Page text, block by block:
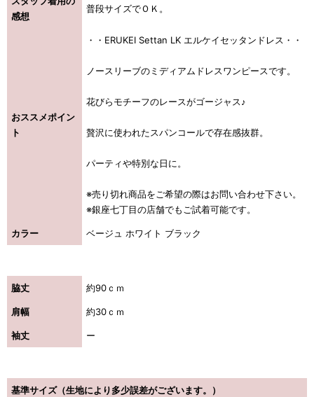
感想
普段サイズでＯＫ。
おススメポイン
ト
・・ERUKEI Settan LK エルケイセッタンドレス・・
ノースリーブのミディアムドレスワンピースです。
花びらモチーフのレースがゴージャス♪
贅沢に使われたスパンコールで存在感抜群。
パーティや特別な日に。
※売り切れ商品をご希望の際はお問い合わせ下さい。
※銀座七丁目の店舗でもご試着可能です。
カラー ベージュ ホワイト ブラック
脇丈 約90ｃｍ
肩幅 約30ｃｍ
袖丈 ー
基準サイズ（生地により多少誤差がございます。）